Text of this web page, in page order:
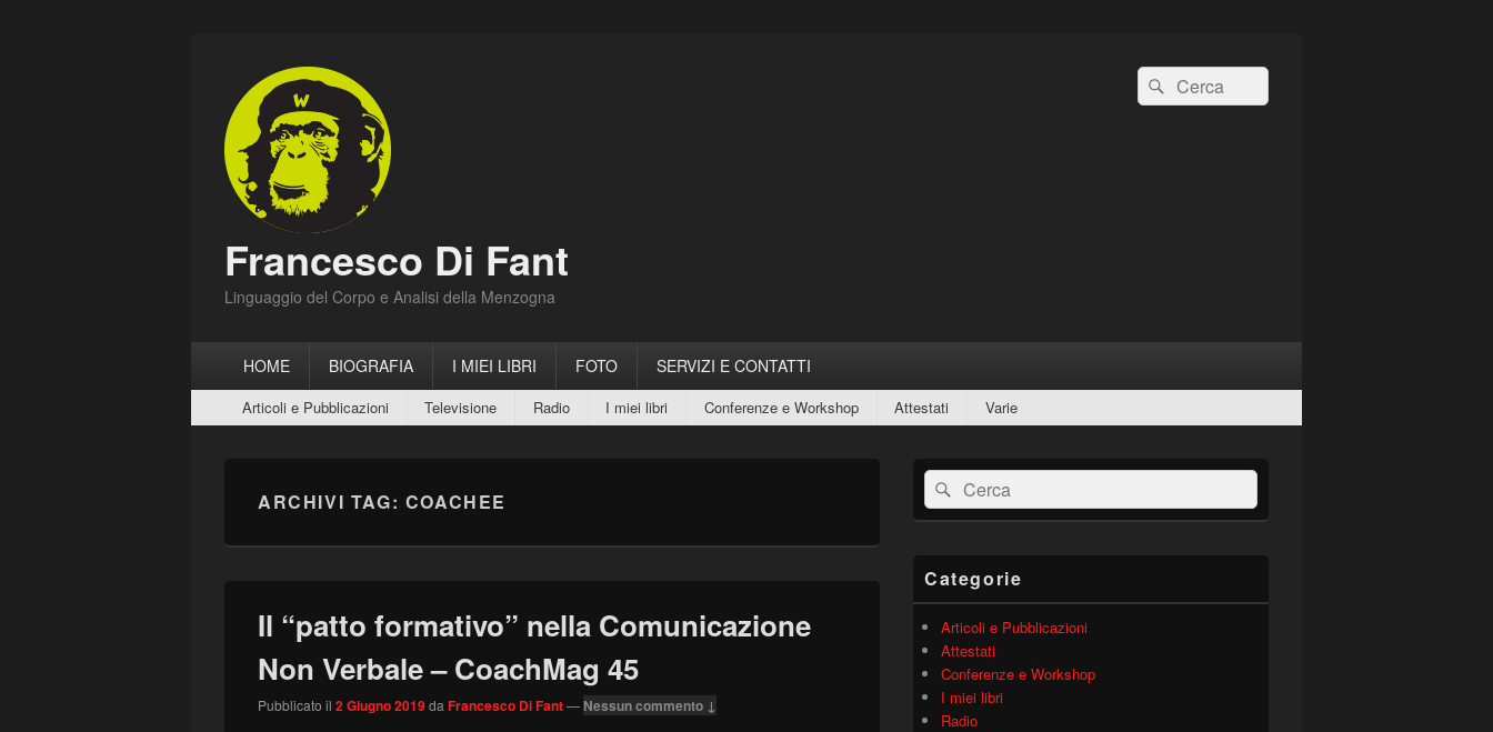
Francesco Di Fant
Linguaggio del Corpo e Analisi della Menzogna
Cerca:Cerca
principaleHOME BIOGRAFIA I MIEI LIBRI FOTO SERVIZI E CONTATTI
secondario
Articoli e Pubblicazioni Televisione Radio I miei libri Conferenze e Workshop Attestati Varie
ARCHIVI TAG: COACHEE
Il “patto formativo” nella Comunicazione
Non Verbale – CoachMag 45
Pubblicato il 2 Giugno 2019da Francesco Di Fant— Nessun commento ↓
Area
widget
barra
laterale
Cerca:Cerca
Categorie
Articoli e Pubblicazioni
Attestati
Conferenze e Workshop
I miei libri
Radio